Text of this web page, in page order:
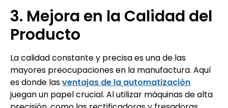
3. Mejora en la Calidad del
Producto
La calidad constante y precisa es una de las
mayores preocupaciones en la manufactura. Aquí
es donde lasventajas de la automatización
juegan un papel crucial. Al utilizar máquinas de alta